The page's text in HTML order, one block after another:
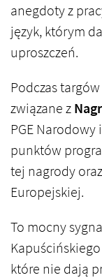
anegdoty z
język, którym
uproszczeń.
Podczas
związane z
PGE
punktów
tej nagrody
Europejskiej.
To mocny
które nie dają